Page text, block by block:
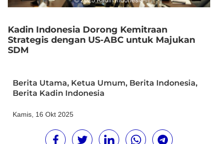
Kadin Indonesia Dorong Kemitraan
Strategis dengan US-ABC untuk Majukan
SDM
Berita Utama, Ketua Umum, Berita Indonesia,
Berita Kadin Indonesia
Kamis, 16 Okt 2025